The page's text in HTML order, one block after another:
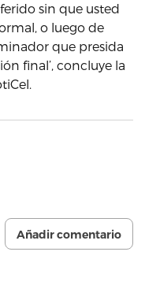
sin que usted
o luego de
que presida
final’, concluye la
Añadir comentario